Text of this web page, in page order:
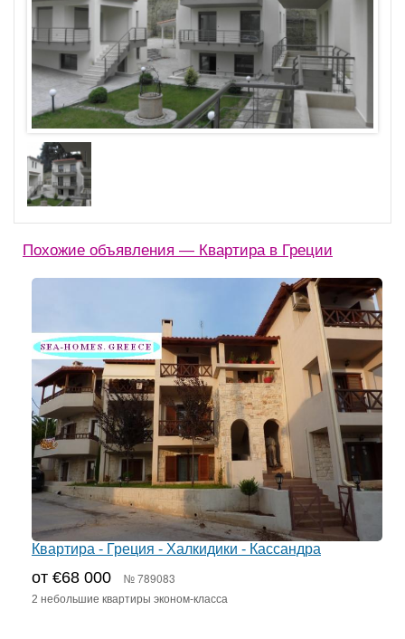
Похожие объявления — Квартира в Греции
Квартира - Греция - Халкидики - Кассандра
от €68 000 № 789083
2 небольшие квартиры эконом-класса